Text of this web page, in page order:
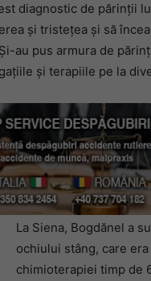
diagnostic de părinții
și tristețea și să
au pus armura de
și terapiile pe la
La Siena, Bogdănel a
ochiului stâng, care
chimioterapiei timp de